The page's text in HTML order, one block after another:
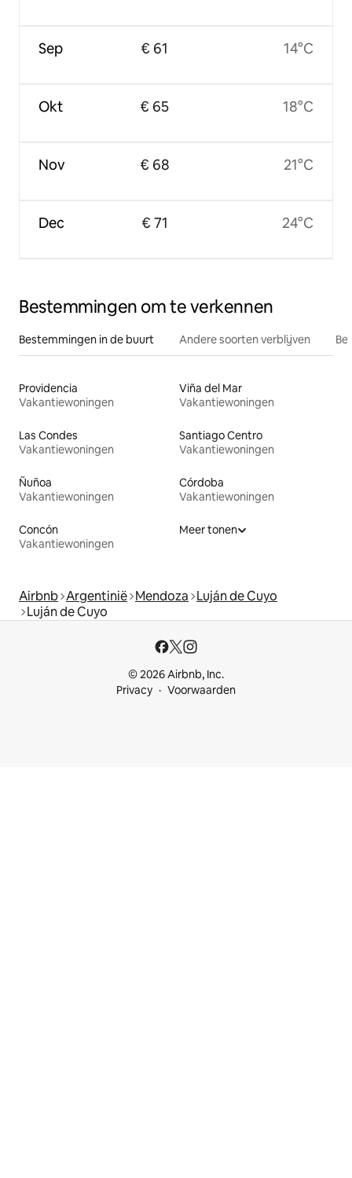
Sep
Okt
Nov
Dec
€ 61
€ 65
€ 68
€ 71
14°C
18°C
21°C
24°C
Bestemmingen om te verkennen
Bestemmingen in de buurt Andere soorten verblijven
Providencia
Vakantiewoningen
Viña del Mar
Vakantiewoningen
Las Condes
Vakantiewoningen
Santiago Centro
Vakantiewoningen
Ñuñoa
Vakantiewoningen
Córdoba
Vakantiewoningen
Concón
Vakantiewoningen
Meer tonen
Airbnb Argentinië Mendoza Luján de Cuyo
Luján de Cuyo
© 2026 Airbnb, Inc.
Privacy
Voorwaarden